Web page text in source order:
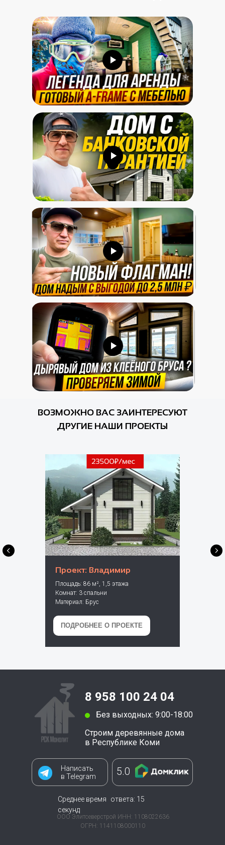
ВОЗМОЖНО ВАС ЗАИНТЕРЕСУЮТ
ДРУГИЕ НАШИ ПРОЕКТЫ
Проект: Владимир
Площадь: 86 м², 1,5 этажа
Комнат: 3 спальни
Материал: Брус
ПОДРОБНЕЕ О ПРОЕКТЕ
Без выходных: 9:00-18:00
8 958 100 24 04
Среднее время ответа: 15
секунд
Написать
в Telegram
Строим деревянные дома
в Республике Коми
ООО Элитсеверстрой ИНН: 1108022636
ОГРН: 1141108000110
5.0